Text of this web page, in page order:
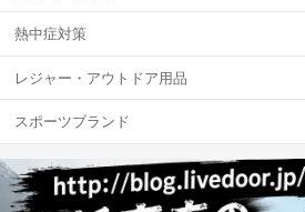
熱中症対策
レジャー・アウトドア用品
スポーツブランド